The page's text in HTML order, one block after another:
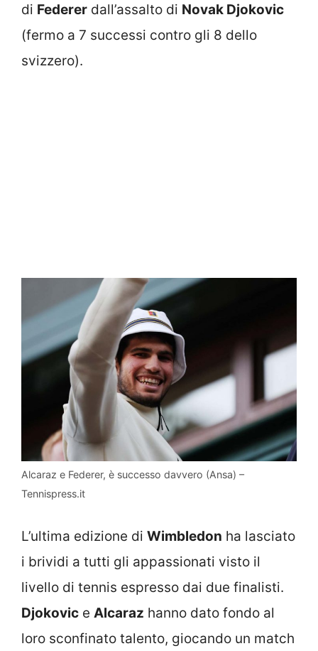
di Federer dall’assalto di Novak Djokovic
(fermo a 7 successi contro gli 8 dello
svizzero).
Alcaraz e Federer, è successo davvero (Ansa) –
Tennispress.it
L’ultima edizione di Wimbledon ha lasciato
i brividi a tutti gli appassionati visto il
livello di tennis espresso dai due finalisti.
Djokovic e Alcaraz hanno dato fondo al
loro sconfinato talento, giocando un match